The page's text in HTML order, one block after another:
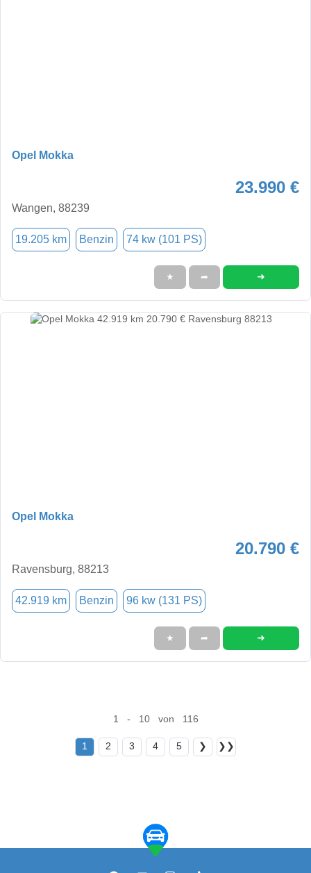
Opel Mokka
23.990 €
Wangen, 88239
19.205 km Benzin 74 kw (101 PS)
★ ➦ ➜
Opel Mokka
20.790 €
Ravensburg, 88213
42.919 km Benzin 96 kw (131 PS)
★ ➦ ➜
1 - 10 von 116
1 2 3 4 5 ❯ ❯❯